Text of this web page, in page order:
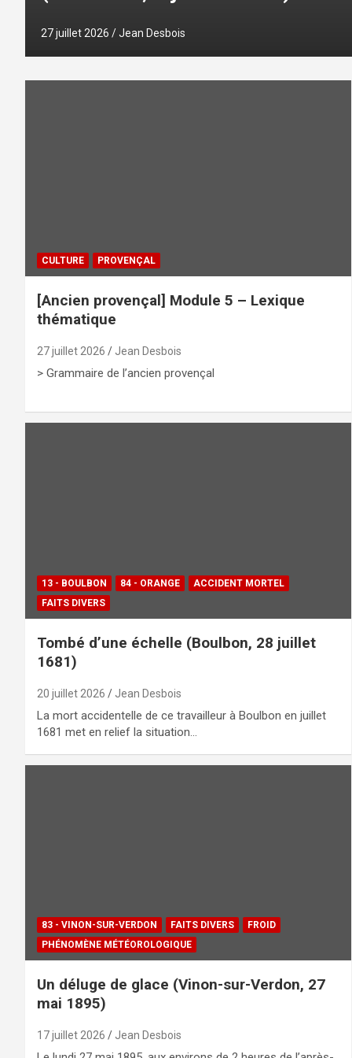
27 juillet 2026 Jean Desbois
CULTURE PROVENÇAL
[Ancien provençal] Module 5 – Lexique
thématique
27 juillet 2026 Jean Desbois
> Grammaire de l’ancien provençal
13 - BOULBON 84 - ORANGE
ACCIDENT MORTEL
FAITS DIVERS
Tombé d’une échelle (Boulbon, 28 juillet
1681)
20 juillet 2026 Jean Desbois
La mort accidentelle de ce travailleur à Boulbon en juillet
1681 met en relief la situation…
83 - VINON-SUR-VERDON FAITS DIVERS
FROID
PHÉNOMÈNE MÉTÉOROLOGIQUE
Un déluge de glace (Vinon-sur-Verdon, 27
mai 1895)
17 juillet 2026 Jean Desbois